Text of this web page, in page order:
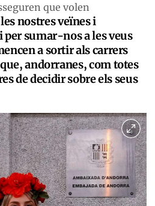
que volen
nostres veïnes i
sumar-nos a les veus
a sortir als carrers
andorranes, com totes
de decidir sobre els seus